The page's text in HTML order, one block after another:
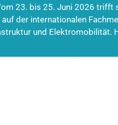
23. bis 25. Juni 2026 trifft
auf der internationalen
und Elektromobilität.